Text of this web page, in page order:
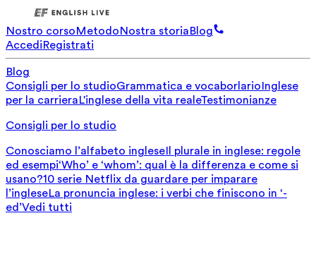
Nostro corsoMetodoNostra storiaBlog
AccediRegistrati
Blog
Consigli per lo studioGrammatica e vocaborlarioInglese
per la carrieraL'inglese della vita realeTestimonianze
Consigli per lo studio
Conosciamo l’alfabeto ingleseIl plurale in inglese: regole
ed esempi‘Who’ e ‘whom’: qual è la differenza e come si
usano?10 serie Netflix da guardare per imparare
l’ingleseLa pronuncia inglese: i verbi che finiscono in ‘-
ed’Vedi tutti